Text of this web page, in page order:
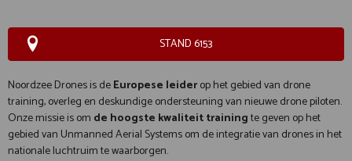
STAND 6153
Noordzee Drones is deEuropese leiderop het gebied van drone
training, overleg en deskundige ondersteuning van nieuwe drone piloten.
Onze missie is om de hoogste kwaliteit trainingte geven op het
gebied van Unmanned Aerial Systems om de integratie van drones in het
nationale luchtruim te waarborgen.